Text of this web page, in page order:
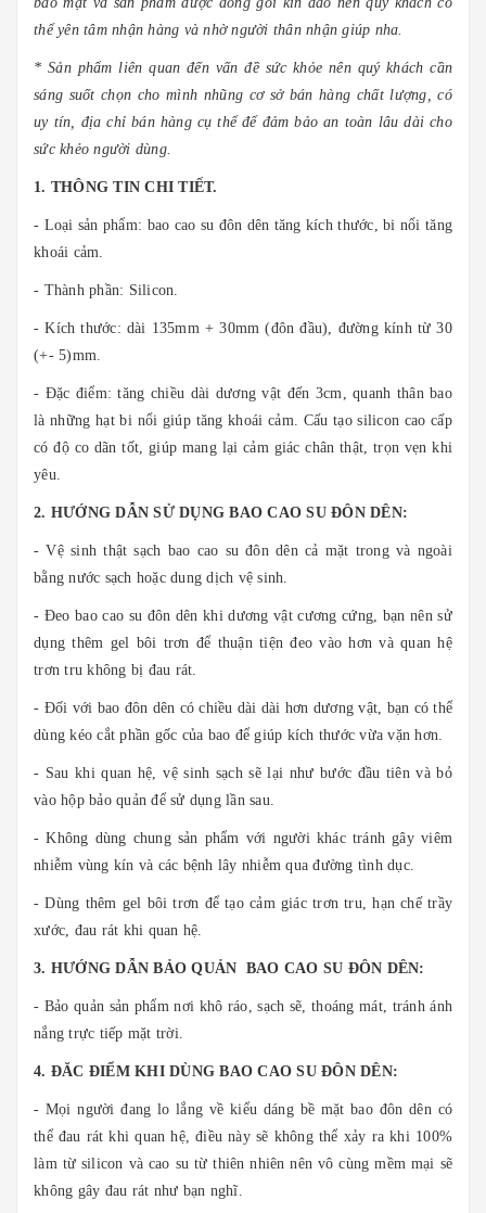
thể yên tâm nhận hàng và nhờ người thân nhận giúp nha.
* Sản phẩm liên quan đến vấn đề sức khỏe nên quý khách cần
sáng suốt chọn cho mình nhũng cơ sở bán hàng chất lượng, có
uy tín, địa chỉ bán hàng cụ thể để đảm bảo an toàn lâu dài cho
sức khẻo người dùng.
1. THÔNG TIN CHI TIẾT.
- Loại sản phẩm: bao cao su đôn dên tăng kích thước, bi nổi tăng
khoái cảm.
- Thành phần: Silicon.
- Kích thước: dài 135mm + 30mm (đôn đầu), đường kính từ 30
(+- 5)mm.
- Đặc điểm: tăng chiều dài dương vật đến 3cm, quanh thân bao
là những hạt bi nổi giúp tăng khoái cảm. Cấu tạo silicon cao cấp
có độ co dãn tốt, giúp mang lại cảm giác chân thật, trọn vẹn khi
yêu.
2. HƯỚNG DẪN SỬ DỤNG BAO CAO SU ĐÔN DÊN:
- Vệ sinh thật sạch bao cao su đôn dên cả mặt trong và ngoài
bằng nước sạch hoặc dung dịch vệ sinh.
- Đeo bao cao su đôn dên khi dương vật cương cứng, bạn nên sử
dụng thêm gel bôi trơn để thuận tiện đeo vào hơn và quan hệ
trơn tru không bị đau rát.
- Đối với bao đôn dên có chiều dài dài hơn dương vật, bạn có thể
dùng kéo cắt phần gốc của bao để giúp kích thước vừa vặn hơn.
- Sau khi quan hệ, vệ sinh sạch sẽ lại như bước đầu tiên và bỏ
vào hộp bảo quản để sử dụng lần sau.
- Không dùng chung sản phẩm với người khác tránh gây viêm
nhiễm vùng kín và các bệnh lây nhiễm qua đường tình dục.
- Dùng thêm gel bôi trơn để tạo cảm giác trơn tru, hạn chế trầy
xước, đau rát khi quan hệ.
3. HƯỚNG DẪN BẢO QUẢN BAO CAO SU ĐÔN DÊN:
- Bảo quản sản phẩm nơi khô ráo, sạch sẽ, thoáng mát, tránh ánh
nắng trực tiếp mặt trời.
4. ĐĂC ĐIỂM KHI DÙNG BAO CAO SU ĐÔN DÊN:
- Mọi người đang lo lắng về kiểu dáng bề mặt bao đôn dên có
thể đau rát khi quan hệ, điều này sẽ không thể xảy ra khi 100%
làm từ silicon và cao su từ thiên nhiên nên vô cùng mềm mại sẽ
không gây đau rát như bạn nghĩ.